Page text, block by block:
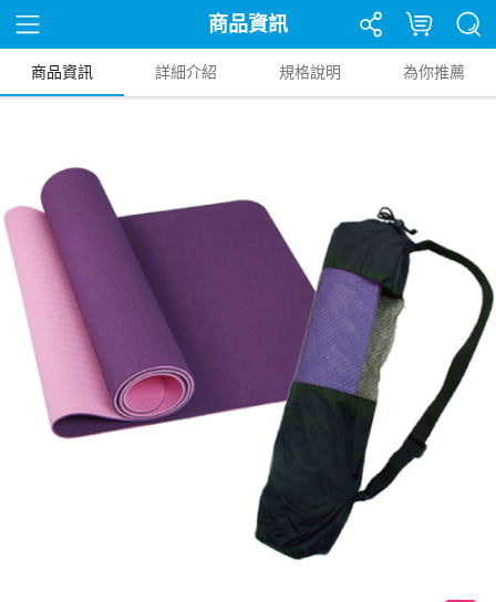
商品資訊
商品資訊 詳細介紹 規格說明 為你推薦